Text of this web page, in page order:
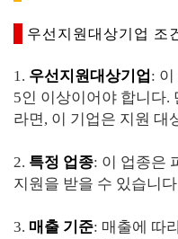
우선지원대상기업 조
1. 우선지원대상기업 :
5인 이상이어야 합니다.
라면, 이 기업은 지원 대
2. 특정 업종: 이 업종은
지원을 받을 수 있습니
3. 매출 기준: 매출에 따